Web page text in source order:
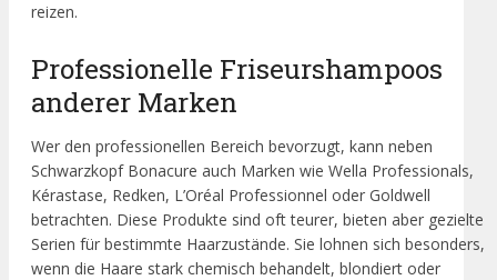
reizen.
Professionelle Friseurshampoos
anderer Marken
Wer den professionellen Bereich bevorzugt, kann neben
Schwarzkopf Bonacure auch Marken wie Wella Professionals,
Kérastase, Redken, L’Oréal Professionnel oder Goldwell
betrachten. Diese Produkte sind oft teurer, bieten aber gezielte
Serien für bestimmte Haarzustände. Sie lohnen sich besonders,
wenn die Haare stark chemisch behandelt, blondiert oder